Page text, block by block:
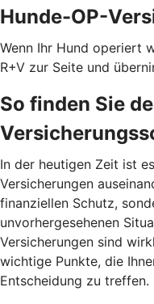
Hunde-OP-
Wenn Ihr Hund operiert
R+V zur Seite und
So finden Sie
In der heutigen Zeit ist
Versicherungen
finanziellen Schutz,
unvorhergesehenen
Versicherungen sind
wichtige Punkte, die
Entscheidung zu treffen.